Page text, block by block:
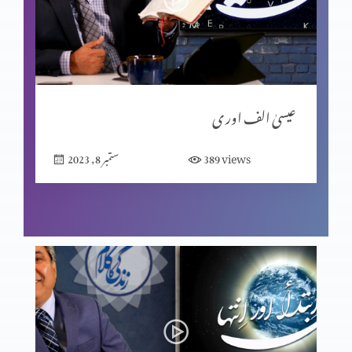
مبیرِ عتب کو خدا کی یاد
گنا ہ کی مزدوری
خدا اور ہم
جا اور منادی کر
خواہش
عیسیٰ الف اور ی
ستمبر 8, 2023 389views